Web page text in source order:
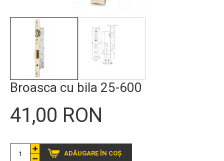
Broasca cu bila 25-600
41,00 RON
ADĂUGARE ÎN COȘ